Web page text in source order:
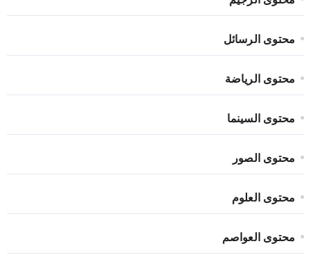
محتوى الرسائل
محتوى الرياضة
محتوى السينما
محتوى الصور
محتوى العلوم
محتوى العواصم